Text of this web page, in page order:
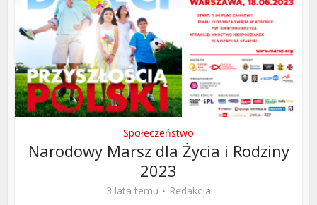
Społeczeństwo
Narodowy Marsz dla Życia i Rodziny
2023
3 lata temu
Redakcja